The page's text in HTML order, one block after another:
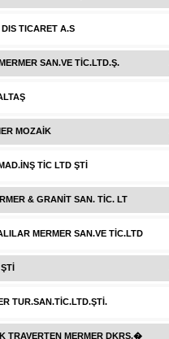
TICARET A.S
SAN.VE TİC.LTD.Ş.
MOZAİK
TİC LTD ŞTİ
& GRANİT SAN. TİC. LT
MERMER SAN.VE TİC.LTD
TUR.SAN.TİC.LTD.ŞTİ.
TRAVERTEN MERMER DKRS.�